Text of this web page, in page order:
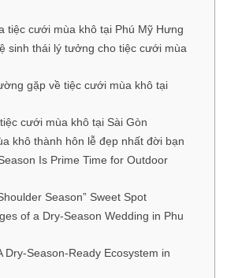
tiệc cưới mùa khô tại Phú Mỹ Hưng
sinh thái lý tưởng cho tiệc cưới mùa
gặp về tiệc cưới mùa khô tại
cưới mùa khô tại Sài Gòn
khô thành hôn lễ đẹp nhất đời bạn
Is Prime Time for Outdoor
Season” Sweet Spot
of a Dry-Season Wedding in Phu
Season-Ready Ecosystem in